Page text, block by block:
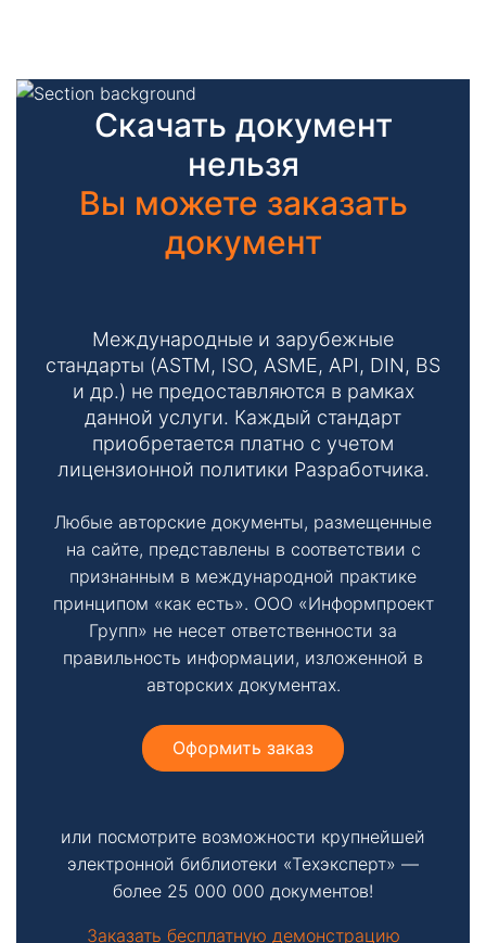
Скачать документ
нельзя
Вы можете заказать
документ
Международные и зарубежные
стандарты (ASTM, ISO, ASME, API, DIN, BS
и др.) не предоставляются в рамках
данной услуги. Каждый стандарт
приобретается платно с учетом
лицензионной политики Разработчика.
Любые авторские документы, размещенные
на сайте, представлены в соответствии с
признанным в международной практике
принципом «как есть». ООО «Информпроект
Групп» не несет ответственности за
правильность информации, изложенной в
авторских документах.
Оформить заказ
или посмотрите возможности крупнейшей
электронной библиотеки «Техэксперт» —
более 25 000 000 документов!
Заказать бесплатную демонстрацию